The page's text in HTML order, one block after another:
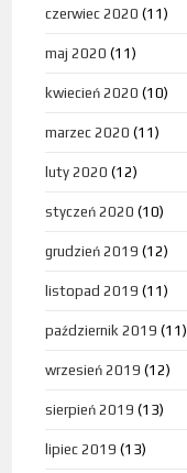
czerwiec 2020 (11)
maj 2020 (11)
kwiecień 2020 (10)
marzec 2020 (11)
luty 2020 (12)
styczeń 2020 (10)
grudzień 2019 (12)
listopad 2019 (11)
październik 2019 (11)
wrzesień 2019 (12)
sierpień 2019 (13)
lipiec 2019 (13)